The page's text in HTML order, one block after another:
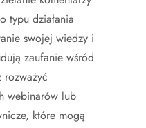
typu działania
swojej wiedzy i
zaufanie wśród
webinarów lub
które mogą